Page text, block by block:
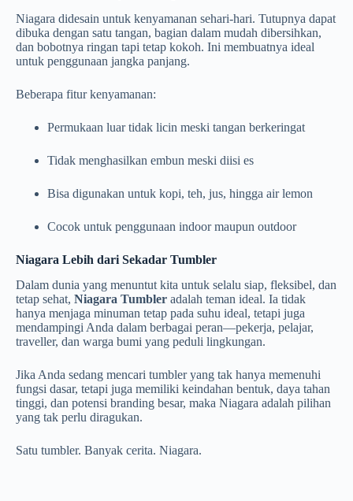
Niagara didesain untuk kenyamanan sehari-hari. Tutupnya dapat
dibuka dengan satu tangan, bagian dalam mudah dibersihkan,
dan bobotnya ringan tapi tetap kokoh. Ini membuatnya ideal
untuk penggunaan jangka panjang.
Beberapa fitur kenyamanan:
Permukaan luar tidak licin meski tangan berkeringat
Tidak menghasilkan embun meski diisi es
Bisa digunakan untuk kopi, teh, jus, hingga air lemon
Cocok untuk penggunaan indoor maupun outdoor
Niagara Lebih dari Sekadar Tumbler
Dalam dunia yang menuntut kita untuk selalu siap, fleksibel, dan
tetap sehat, Niagara Tumbler adalah teman ideal. Ia tidak
hanya menjaga minuman tetap pada suhu ideal, tetapi juga
mendampingi Anda dalam berbagai peran—pekerja, pelajar,
traveller, dan warga bumi yang peduli lingkungan.
Jika Anda sedang mencari tumbler yang tak hanya memenuhi
fungsi dasar, tetapi juga memiliki keindahan bentuk, daya tahan
tinggi, dan potensi branding besar, maka Niagara adalah pilihan
yang tak perlu diragukan.
Satu tumbler. Banyak cerita. Niagara.